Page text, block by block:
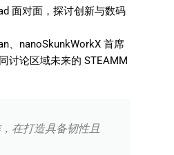
面对面，探讨创新与数码
、 nanoSkunkWorkX 首席
讨论区域未来的 STEAMM
在打造具备韧性且